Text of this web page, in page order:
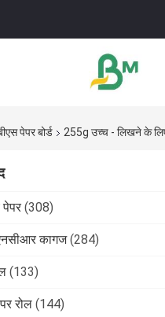
पेपर बोर्ड 255g उच्च - लिखने के लिए
पेपर (308)
कागज (284)
(133)
रोल (144)